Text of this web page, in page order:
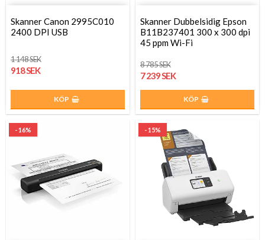
Skanner Canon 2995C010
2400 DPI USB
1 148 SEK
918 SEK
KÖP
Skanner Dubbelsidig Epson
B11B237401 300 x 300 dpi
45 ppm Wi-Fi
8 785 SEK
7 239 SEK
KÖP
- 16% - 15%